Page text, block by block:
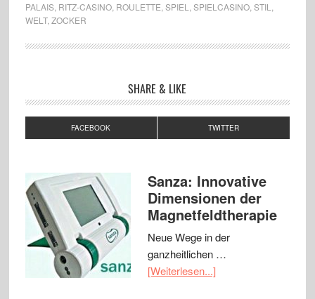
PALAIS, RITZ-CASINO, ROULETTE SPIEL SPIELCASINO, STIL
WELT, ZOCKER
SHARE & LIKE
FACEBOOK TWITTER
Sanza: Innovative
Dimensionen der
Magnetfeldtherapie
Neue Wege in der
ganzheitlichen …
[Weiterlesen...]